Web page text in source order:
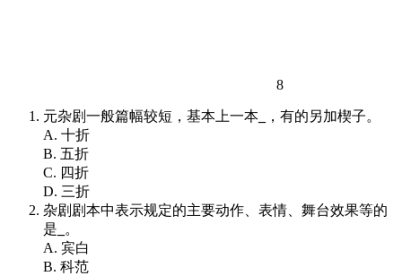
8
元杂剧一般篇幅较短，基本上一本
，有的另加楔子。
A. 十折
B. 五折
C. 四折
D. 三折
杂剧剧本中表示规定的主要动作、表情、舞台效果等的
是
。
A. 宾白
B. 科范